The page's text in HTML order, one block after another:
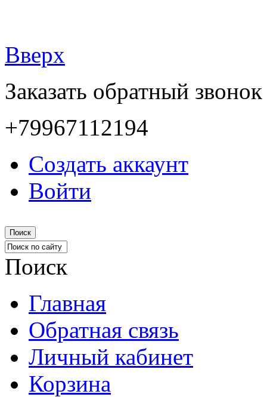
Вверх
Заказать обратный звонок
+79967112194
Создать аккаунт
Войти
Поиск
Поиск
Главная
Обратная связь
Личный кабинет
Корзина